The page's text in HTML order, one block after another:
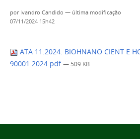
por Ivandro Candido — última modificação
07/11/2024 15h42
ATA 11.2024. BIOHNANO CIENT E
90001.2024.pdf — 509 KB